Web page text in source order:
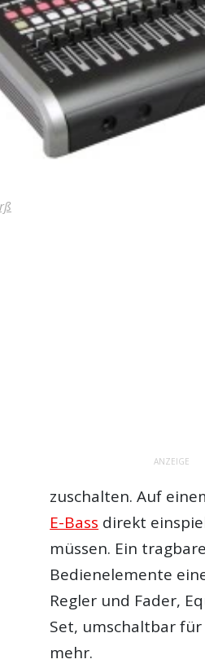
ANZEIGE
zuschalten. Auf
E-Bass direkt
müssen. Ein
Bedienelemente
Regler und Fader,
Set, umschaltbar
mehr.